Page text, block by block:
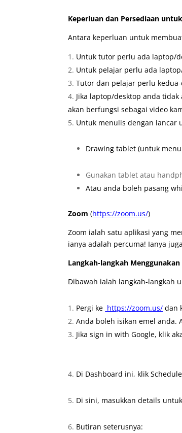
Keperluan dan Persediaan
Antara keperluan untuk
Untuk tutor perlu ada laptop/
Untuk pelajar perlu ada
Tutor dan pelajar perlu
Jika laptop/desktop anda
akan berfungsi sebagai video
Untuk menulis dengan lancar
Drawing tablet (untuk
Gunakan tablet atau
Atau anda boleh pasang
Zoom (https://zoom.us/)
Zoom ialah satu aplikasi yang
ianya adalah percuma! Ianya
Langkah-langkah
Dibawah ialah langkah-langkah
Pergi ke https://zoom.us/ dan
Anda boleh isikan emel anda.
Jika sign in with Google, klik
Di Dashboard ini, klik
Di sini, masukkan details
Butiran seterusnya: